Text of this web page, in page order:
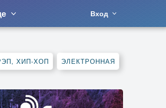
Вход
ХИП-ХОП ЭЛЕКТРОННАЯ